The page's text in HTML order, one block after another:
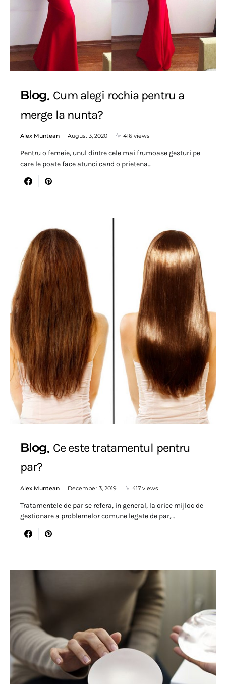
Blog Cum alegi rochia pentru a
merge la nunta?
Alex Muntean August 3, 2020 416 views
Pentru o femeie, unul dintre cele mai frumoase gesturi pe
care le poate face atunci cand o prietena…
Blog Ce este tratamentul pentru
par?
Alex Muntean December 3, 2019 417 views
Tratamentele de par se refera, in general, la orice mijloc de
gestionare a problemelor comune legate de par,…